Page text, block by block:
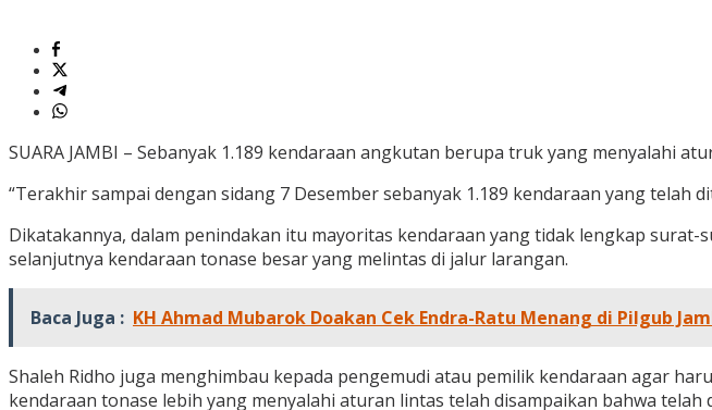
SUARA JAMBI – Sebanyak 1.189 kendaraan angkutan berupa truk yang menyalahi
“Terakhir sampai dengan sidang 7 Desember sebanyak 1.189 kendaraan yang telah
Dikatakannya, dalam penindakan itu mayoritas kendaraan yang tidak lengkap
selanjutnya kendaraan tonase besar yang melintas di jalur larangan.
Baca Juga : KH Ahmad Mubarok Doakan Cek Endra-Ratu Menang di Pilgub
Shaleh Ridho juga menghimbau kepada pengemudi atau pemilik kendaraan agar
kendaraan tonase lebih yang menyalahi aturan lintas telah disampaikan bahwa